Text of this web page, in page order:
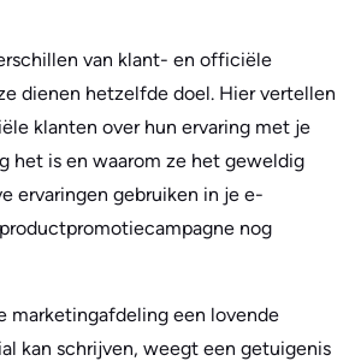
van klant- en officiële
dienen hetzelfde doel. Hier vertellen
klanten over hun ervaring met je
het is en waarom ze het geweldig
ervaringen gebruiken in je e-
nog
marketingafdeling een lovende
kan schrijven, weegt een getuigenis